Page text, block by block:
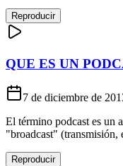
Reproducir
QUE ES UN
7 de diciembre de
El término podcast es
"broadcast" (transmisión,
Reproducir